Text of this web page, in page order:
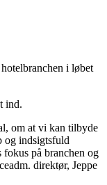
i løbet
ind.
om at vi kan tilbyde
og indsigtsfuld
på branchen og
direktør, Jeppe